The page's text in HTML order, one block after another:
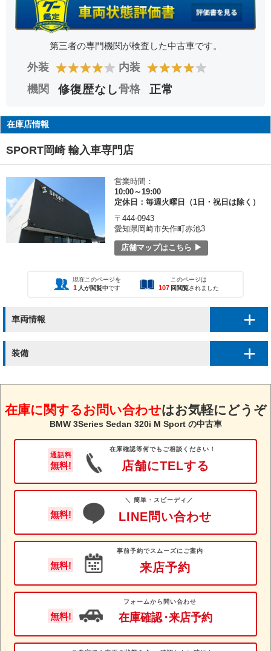
第三者の専門機関が検査した中古車です。
外装 ★★★★★
機関 修復歴なし
内装 ★★★★★
骨格 正常
在庫店情報
SPORT岡崎 輸入車専門店
営業時間：
10:00～19:00
定休日：毎週火曜日（1日・祝日は除く）
〒444-0943
愛知県岡崎市矢作町赤池3
店舗マップはこちら ▶
現在このページを
1 人が閲覧中です
このページは
107 回閲覧されました
車両情報
装備
在庫に関するお問い合わせはお気軽にどうぞ
BMW 3Series Sedan 320i M Sport の中古車
通話料
無料!
在庫確認等何でもご相談ください！
店舗にTELする
無料!
＼ 簡単・スピーディ／
LINE問い合わせ
無料!
事前予約でスムーズにご案内
来店予約
無料!
フォームから問い合わせ
在庫確認・来店予約